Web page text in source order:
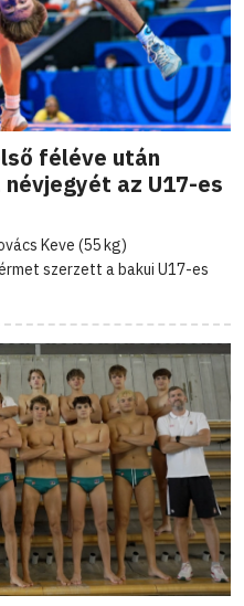
féléve után
az U17-es
Keve (55 kg)
szerzett a bakui U17-es